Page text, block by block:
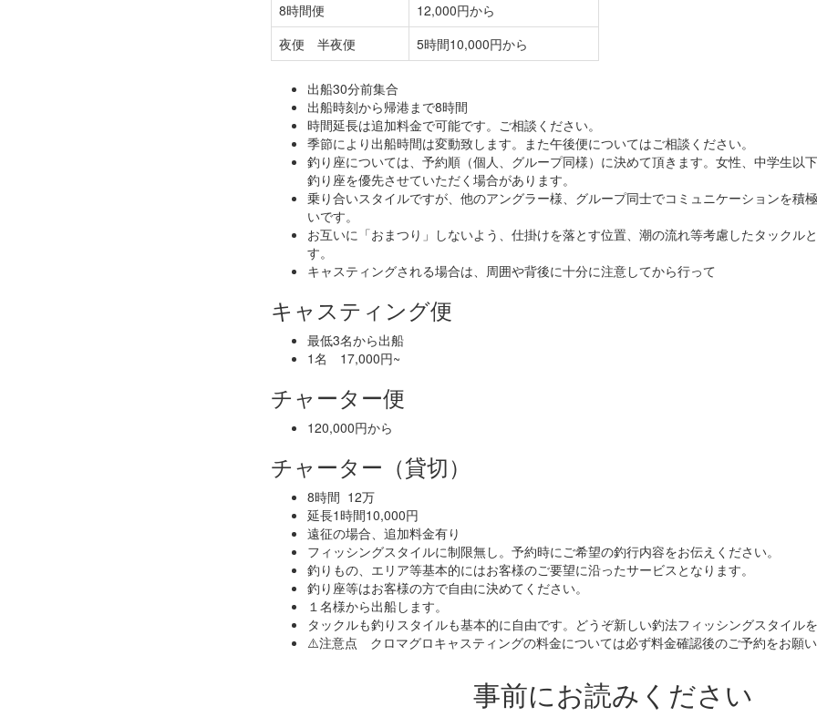
8時間便
12,000円から
夜便 半夜便
5時間10,000円から
出船30分前集合
出船時刻から帰港まで8時間
時間延長は追加料金で可能です。ご相談ください。
季節により出船時間は変動致します。また午後便についてはご相談ください。
釣り座については、予約順（個人、グループ同様）に決めて頂きます。女性、中学生以
釣り座を優先させていただく場合があります。
乗り合いスタイルですが、他のアングラー様、グループ同士でコミュニケーションを積
いです。
お互いに「おまつり」しないよう、仕掛けを落とす位置、潮の流れ等考慮したタックル
す。
キャスティングされる場合は、周囲や背後に十分に注意してから行って
キャスティング便
最低3名から出船
1名 17,000円~
チャーター便
120,000円から
チャーター（貸切）
8時間 12万
延長1時間10,000円
遠征の場合、追加料金有り
フィッシングスタイルに制限無し。予約時にご希望の釣行内容をお伝えください。
釣りもの、エリア等基本的にはお客様のご要望に沿ったサービスとなります。
釣り座等はお客様の方で自由に決めてください。
１名様から出船します。
タックルも釣りスタイルも基本的に自由です。どうぞ新しい釣法フィッシングスタイルを
⚠️注意点 クロマグロキャスティングの料金については必ず料金確認後のご予約をお願い
事前にお読みください